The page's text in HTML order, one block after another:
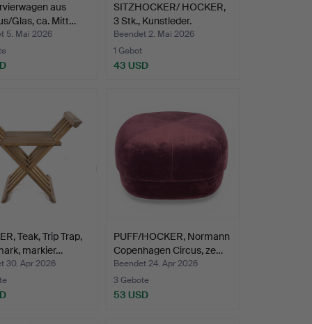
aus
Glas, ca. Mitt…
5. Mai 2026
SITZHOCKER/ HOCKER,
3 Stk., Kunstleder.
Beendet 2. Mai 2026
1 Gebot
43 USD
Teak, Trip Trap,
markier…
30. Apr 2026
PUFF/HOCKER, Normann
Copenhagen Circus, ze…
Beendet 24. Apr 2026
3 Gebote
53 USD